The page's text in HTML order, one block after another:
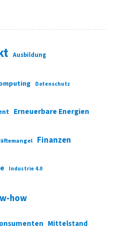
Ausbildung
Datenschutz
Erneuerbare Energien
Finanzen
Industrie 4.0
how
Mittelstand